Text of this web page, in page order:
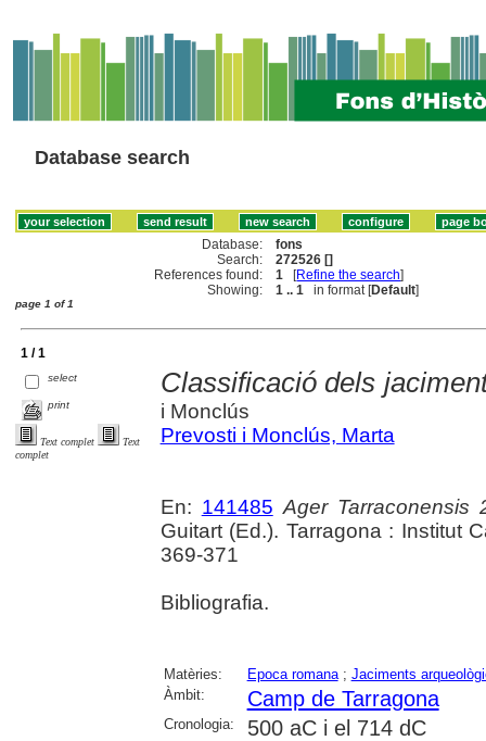
Database search
Database:
fons
Search:
272526 []
References found:
1 [Refine the search]
Showing:
1 .. 1 in format [Default]
page 1 of 1
1 / 1
select
print
Text complet
Text
complet
Classificació dels
i Monclús
Prevosti i Monclús, Marta
En: 141485 Ager Tarraconensis
Guitart (Ed.). Tarragona : Institut
369-371
Bibliografia.
Matèries: Epoca romana; Jaciments
Àmbit:
Camp de Tarragona
Cronologia: 500 aC i el 714 dC